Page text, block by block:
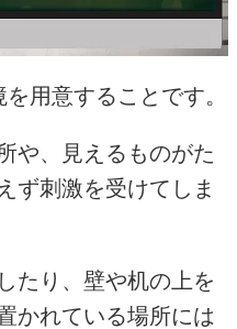
用意することです。
や、見えるものがた
ず刺激を受けてしま
たり、壁や机の上を
かれている場所には